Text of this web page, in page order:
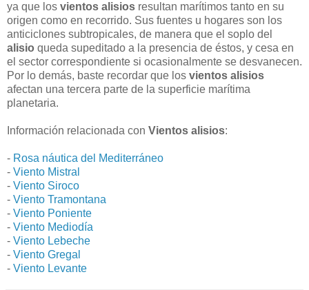
ya que los vientos alisios resultan marítimos tanto en su
origen como en recorrido. Sus fuentes u hogares son los
anticiclones subtropicales, de manera que el soplo del
alisio queda supeditado a la presencia de éstos, y cesa en
el sector correspondiente si ocasionalmente se desvanecen.
Por lo demás, baste recordar que los vientos alisios
afectan una tercera parte de la superficie marítima
planetaria.
Información relacionada con Vientos alisios:
- Rosa náutica del Mediterráneo
- Viento Mistral
- Viento Siroco
- Viento Tramontana
- Viento Poniente
- Viento Mediodía
- Viento Lebeche
- Viento Gregal
- Viento Levante